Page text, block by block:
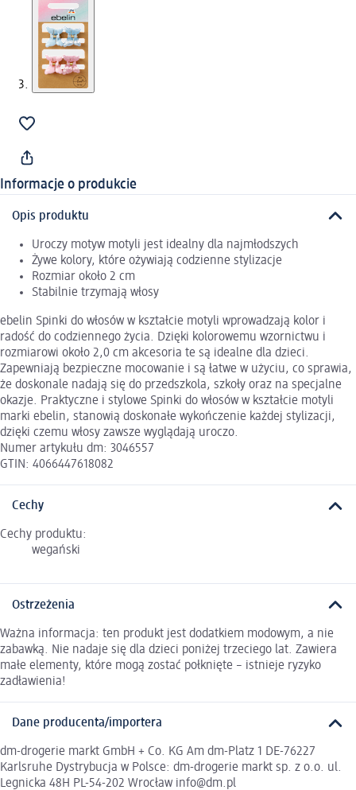
Informacje o produkcie
Opis produktu
Uroczy motyw motyli jest idealny dla najmłodszych
Żywe kolory, które ożywiają codzienne stylizacje
Rozmiar około 2 cm
Stabilnie trzymają włosy
ebelin Spinki do włosów w kształcie motyli wprowadzają kolor i
radość do codziennego życia. Dzięki kolorowemu wzornictwu i
rozmiarowi około 2,0 cm akcesoria te są idealne dla dzieci.
Zapewniają bezpieczne mocowanie i są łatwe w użyciu, co sprawia,
że doskonale nadają się do przedszkola, szkoły oraz na specjalne
okazje. Praktyczne i stylowe Spinki do włosów w kształcie motyli
marki ebelin, stanowią doskonałe wykończenie każdej stylizacji,
dzięki czemu włosy zawsze wyglądają uroczo.
Numer artykułu dm: 3046557
GTIN: 4066447618082
Cechy
Cechy produktu:
wegański
Ostrzeżenia
Ważna informacja: ten produkt jest dodatkiem modowym, a nie
zabawką. Nie nadaje się dla dzieci poniżej trzeciego lat. Zawiera
małe elementy, które mogą zostać połknięte – istnieje ryzyko
zadławienia!
Dane producenta/importera
dm-drogerie markt GmbH + Co. KG Am dm-Platz 1 DE-76227
Karlsruhe Dystrybucja w Polsce: dm-drogerie markt sp. z o.o. ul.
Legnicka 48H PL-54-202 Wrocław info@dm.pl